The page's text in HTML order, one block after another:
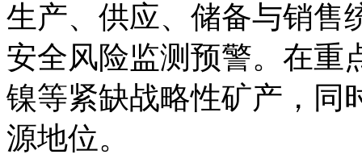
生产、供应、储备与销售
安全风险监测预警。在重
镍等紧缺战略性矿产，同
源地位。